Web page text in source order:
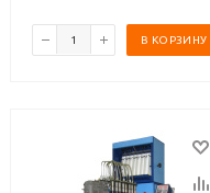
В КОРЗИНУ